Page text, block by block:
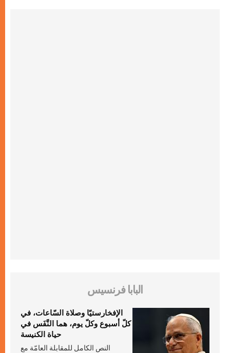
البابا فرنسيس
الإفخارستيّا وصلاة السّاعات، في
كلّ أسبوع وكلّ يوم، هما النَّفَس في
حياة الكنيسة
النص الكامل للمقابلة العامّة مع